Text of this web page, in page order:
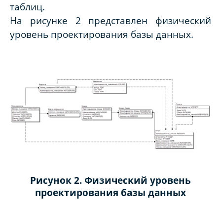
таблиц.
На рисунке 2 представлен физический
уровень проектирования базы данных.
Рисунок 2. Физический уровень
проектирования базы данных